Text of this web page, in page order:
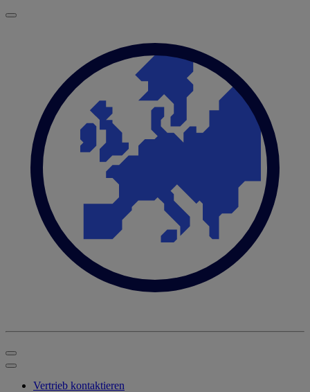
Vertrieb kontaktieren